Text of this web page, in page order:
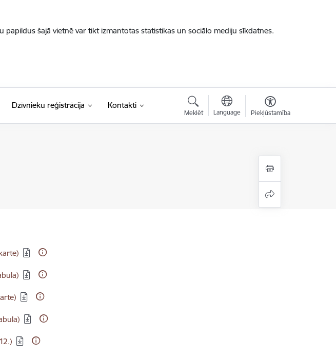
šajā vietnē var tikt izmantotas statistikas un sociālo mediju sīkdatnes.
Dzīvnieku reģistrācija Kontakti
Meklēt Language Piekļūstamība